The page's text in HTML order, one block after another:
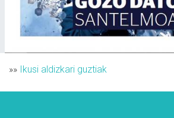
»» Ikusi aldizkari guztiak